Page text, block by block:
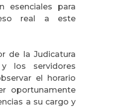
esenciales para
real a este
de la Judicatura
los servidores
el horario
oportunamente
a su cargo y